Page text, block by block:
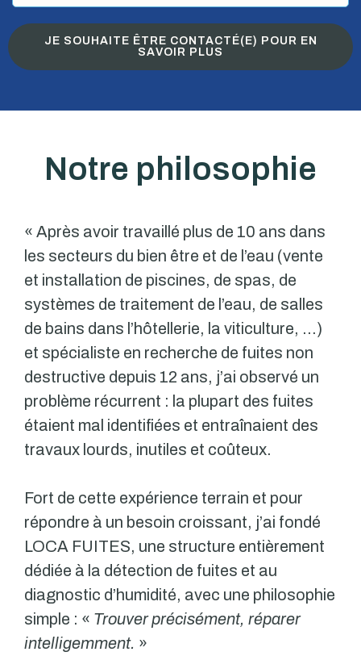
JE SOUHAITE ÊTRE CONTACTÉ(E) POUR EN
SAVOIR PLUS
Notre philosophie
« Après avoir travaillé plus de 10 ans dans
les secteurs du bien être et de l’eau (vente
et installation de piscines, de spas, de
systèmes de traitement de l’eau, de salles
de bains dans l’hôtellerie, la viticulture, …)
et spécialiste en recherche de fuites non
destructive depuis 12 ans, j’ai observé un
problème récurrent : la plupart des fuites
étaient mal identifiées et entraînaient des
travaux lourds, inutiles et coûteux.
Fort de cette expérience terrain et pour
répondre à un besoin croissant, j’ai fondé
LOCA FUITES, une structure entièrement
dédiée à la détection de fuites et au
diagnostic d’humidité, avec une philosophie
simple : « Trouver précisément, réparer
intelligemment. »